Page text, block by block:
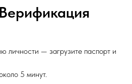
личности — загрузите паспорт и
5 минут.